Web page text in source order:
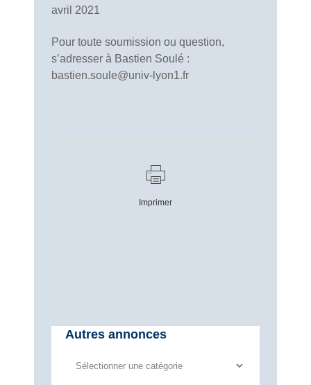
avril 2021
Pour toute soumission ou question,
s’adresser à Bastien Soulé :
bastien.soule@univ-lyon1.fr
Imprimer
Autres annonces
Autres